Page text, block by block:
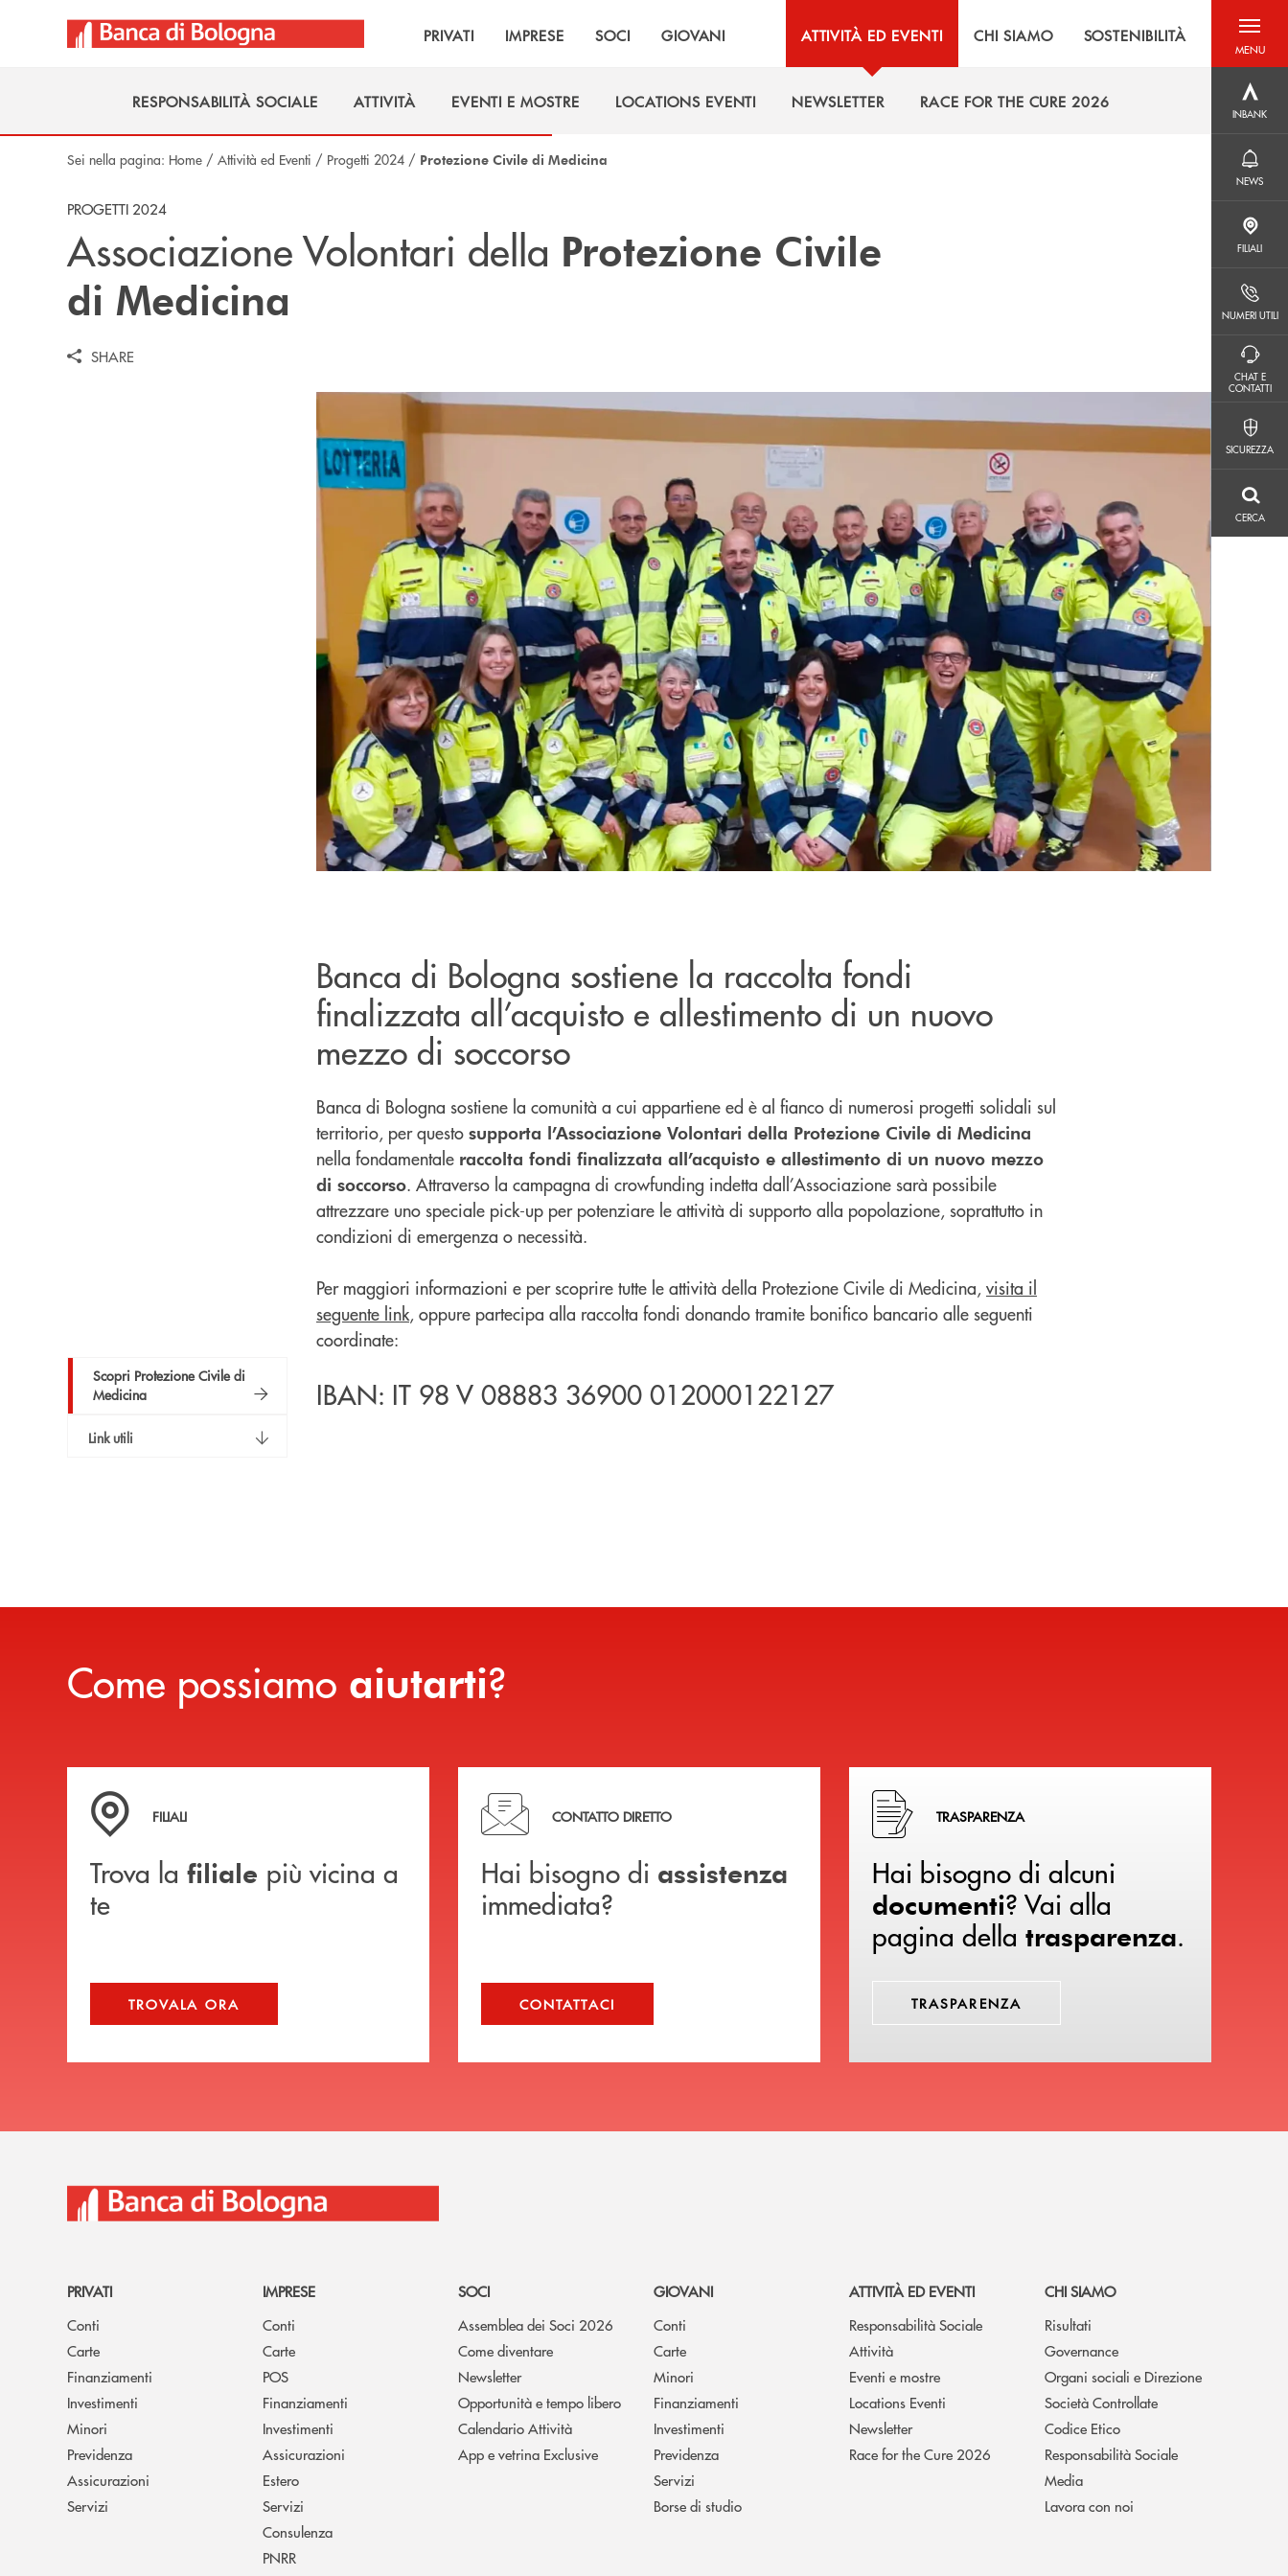
PRIVATI IMPRESE SOCI GIOVANI ATTIVITÀ ED EVENTI CHI SIAMO SOSTENIBILITÀ
MENU
menu
INBANK
NEWS
FILIALI
NUMERI UTILI
CHAT E
CONTATTI
SICUREZZA
SICUREZZA
CERCA
CERCA
RESPONSABILITÀ SOCIALE
ATTIVITÀ
EVENTI E MOSTRE
LOCATIONS EVENTI
NEWSLETTER
RACE FOR THE CURE 2026
Sei nella pagina: Home / Attività ed Eventi / Progetti 2024 / Protezione Civile di Medicina
PROGETTI 2024
Associazione Volontari della Protezione Civile
di Medicina
SHARE
Scopri Protezione Civile di
Medicina
Link utili
Banca di Bologna sostiene la raccolta fondi
finalizzata all’acquisto e allestimento di un nuovo
mezzo di soccorso
Banca di Bologna sostiene la comunità a cui appartiene ed è al fianco di numerosi progetti solidali sul
territorio, per questo supporta l’Associazione Volontari della Protezione Civile di Medicina
nella fondamentale raccolta fondi finalizzata all’acquisto e allestimento di un nuovo mezzo
di soccorso. Attraverso la campagna di crowfunding indetta dall’Associazione sarà possibile
attrezzare uno speciale pick-up per potenziare le attività di supporto alla popolazione, soprattutto in
condizioni di emergenza o necessità.
Per maggiori informazioni e per scoprire tutte le attività della Protezione Civile di Medicina, visita il
seguente link, oppure partecipa alla raccolta fondi donando tramite bonifico bancario alle seguenti
coordinate:
IBAN: IT 98 V 08883 36900 012000122127
Come possiamo aiutarti?
Trova la filiale più vicina a te
FILIALI
Trova la filiale più vicina a
te
TROVALA ORA
Hai bisogno di assistenza immediata?
CONTATTO DIRETTO
Hai bisogno di assistenza
immediata?
CONTATTACI
Hai bisogno di alcuni documenti ? Vai alla pagina della
TRASPARENZA
Hai bisogno di alcuni
documenti? Vai alla
pagina della trasparenza.
TRASPARENZA
PRIVATI
Conti
Carte
Finanziamenti
Investimenti
Minori
Previdenza
Assicurazioni
Servizi
IMPRESE
Conti
Carte
POS
Finanziamenti
Investimenti
Assicurazioni
Estero
Servizi
Consulenza
PNRR
SOCI
Assemblea dei Soci 2026
Come diventare
Newsletter
Opportunità e tempo libero
Calendario Attività
App e vetrina Exclusive
GIOVANI
Conti
Carte
Minori
Finanziamenti
Investimenti
Previdenza
Servizi
Borse di studio
ATTIVITÀ ED EVENTI
Responsabilità Sociale
Attività
Eventi e mostre
Locations Eventi
Newsletter
Race for the Cure 2026
CHI SIAMO
Risultati
Governance
Organi sociali e Direzione
Società Controllate
Codice Etico
Responsabilità Sociale
Media
Lavora con noi